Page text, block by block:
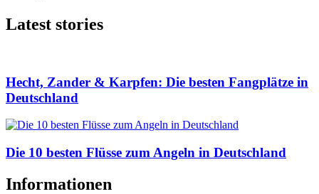
Latest stories
Hecht, Zander & Karpfen: Die besten Fangplätze in
Deutschland
Die 10 besten Flüsse zum Angeln in Deutschland
Informationen